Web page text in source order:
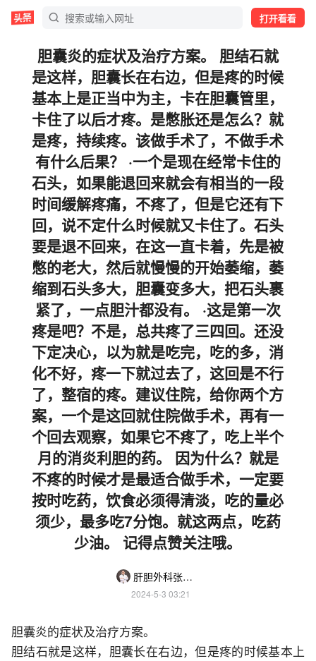
打开看看
胆囊炎的症状及治疗方案。 胆结石就
是这样，胆囊长在右边，但是疼的时候
基本上是正当中为主，卡在胆囊管里，
卡住了以后才疼。是憋胀还是怎么？就
是疼，持续疼。该做手术了，不做手术
有什么后果？ ·一个是现在经常卡住的
石头，如果能退回来就会有相当的一段
时间缓解疼痛，不疼了，但是它还有下
回，说不定什么时候就又卡住了。石头
要是退不回来，在这一直卡着，先是被
憋的老大，然后就慢慢的开始萎缩，萎
缩到石头多大，胆囊变多大，把石头裹
紧了，一点胆汁都没有。 ·这是第一次
疼是吧？不是，总共疼了三四回。还没
下定决心，以为就是吃完，吃的多，消
化不好，疼一下就过去了，这回是不行
了，整宿的疼。建议住院，给你两个方
案，一个是这回就住院做手术，再有一
个回去观察，如果它不疼了，吃上半个
月的消炎利胆的药。 因为什么？就是
不疼的时候才是最适合做手术，一定要
按时吃药，饮食必须得清淡，吃的量必
须少，最多吃7分饱。就这两点，吃药
少油。 记得点赞关注哦。
肝胆外科张玉斌
2024-5-3 03:21
胆囊炎的症状及治疗方案。
胆结石就是这样，胆囊长在右边，但是疼的时候基本上